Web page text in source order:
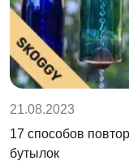
21.08.2023
17 способов
бутылок